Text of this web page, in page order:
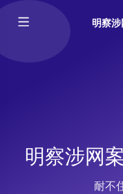
明察
明察涉网
耐不